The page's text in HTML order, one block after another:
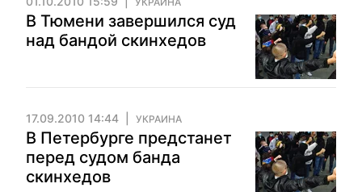
В Тюмени завершился суд
над бандой скинхедов
17.09.2010 14:44 УКРАИНА
В Петербурге предстанет
перед судом банда
скинхедов